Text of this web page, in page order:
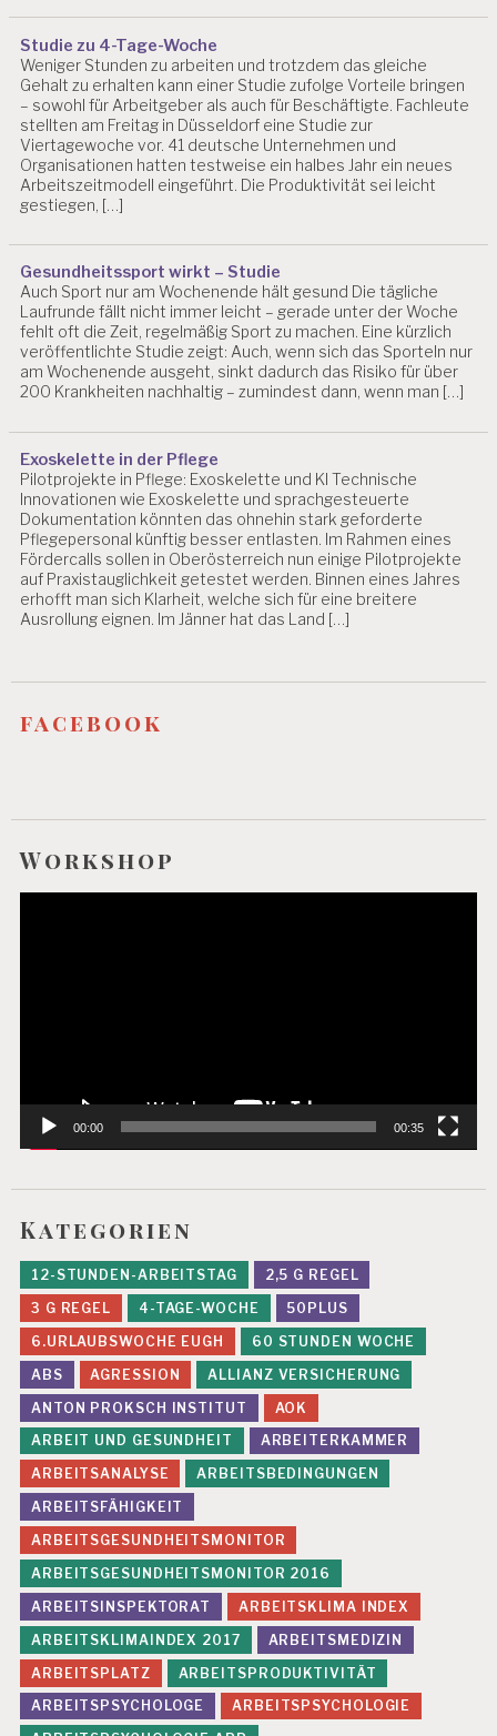
Studie zu 4-Tage-Woche
Weniger Stunden zu arbeiten und trotzdem das gleiche
Gehalt zu erhalten kann einer Studie zufolge Vorteile bringen
– sowohl für Arbeitgeber als auch für Beschäftigte. Fachleute
stellten am Freitag in Düsseldorf eine Studie zur
Viertagewoche vor. 41 deutsche Unternehmen und
Organisationen hatten testweise ein halbes Jahr ein neues
Arbeitszeitmodell eingeführt. Die Produktivität sei leicht
gestiegen, […]
Gesundheitssport wirkt – Studie
Auch Sport nur am Wochenende hält gesund Die tägliche
Laufrunde fällt nicht immer leicht – gerade unter der Woche
fehlt oft die Zeit, regelmäßig Sport zu machen. Eine kürzlich
veröffentlichte Studie zeigt: Auch, wenn sich das Sporteln nur
am Wochenende ausgeht, sinkt dadurch das Risiko für über
200 Krankheiten nachhaltig – zumindest dann, wenn man […]
Exoskelette in der Pflege
Pilotprojekte in Pflege: Exoskelette und KI Technische
Innovationen wie Exoskelette und sprachgesteuerte
Dokumentation könnten das ohnehin stark geforderte
Pflegepersonal künftig besser entlasten. Im Rahmen eines
Fördercalls sollen in Oberösterreich nun einige Pilotprojekte
auf Praxistauglichkeit getestet werden. Binnen eines Jahres
erhofft man sich Klarheit, welche sich für eine breitere
Ausrollung eignen. Im Jänner hat das Land […]
facebook
Workshop
00:00 00:35
Kategorien
12-STUNDEN-ARBEITSTAG
2,5 G REGEL
3 G REGEL
4-TAGE-WOCHE
50PLUS
6.URLAUBSWOCHE EUGH
60 STUNDEN WOCHE
ABS
AGRESSION
ALLIANZ VERSICHERUNG
ANTON PROKSCH INSTITUT
AOK
ARBEIT UND GESUNDHEIT
ARBEITERKAMMER
ARBEITSANALYSE
ARBEITSBEDINGUNGEN
ARBEITSFÄHIGKEIT
ARBEITSGESUNDHEITSMONITOR
ARBEITSGESUNDHEITSMONITOR 2016
ARBEITSINSPEKTORAT
ARBEITSKLIMA INDEX
ARBEITSKLIMAINDEX 2017
ARBEITSMEDIZIN
ARBEITSPLATZ
ARBEITSPRODUKTIVITÄT
ARBEITSPSYCHOLOGE
ARBEITSPSYCHOLOGIE